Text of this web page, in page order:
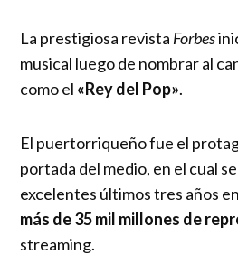
La prestigiosa revista Forbes
musical luego de nombrar al
como el «Rey del Pop».
El puertorriqueño fue el
portada del medio, en el cual
excelentes últimos tres años
más de 35 mil millones de
streaming.